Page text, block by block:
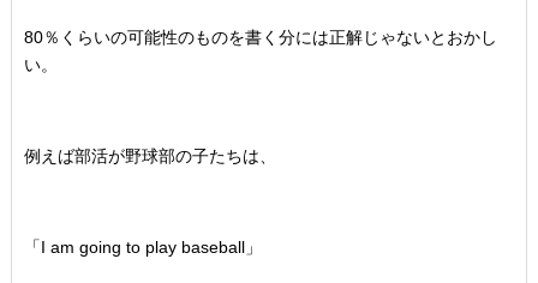
80％くらいの可能性のものを書く分には正解じゃないとおかし
い。
例えば部活が野球部の子たちは、
「I am going to play baseball」